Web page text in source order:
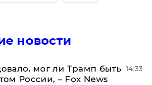
новости
мог ли Трамп быть
России, – Fox News
14:33